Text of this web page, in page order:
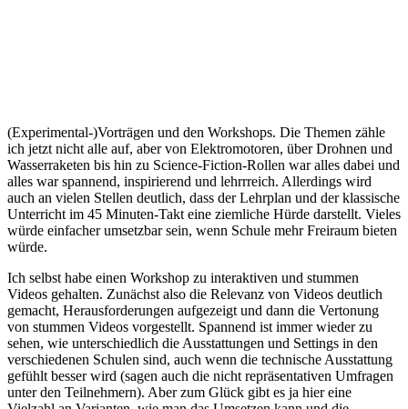
(Experimental-)Vorträgen und den Workshops. Die Themen zähle
ich jetzt nicht alle auf, aber von Elektromotoren, über Drohnen und
Wasserraketen bis hin zu Science-Fiction-Rollen war alles dabei und
alles war spannend, inspirierend und lehrrreich. Allerdings wird
auch an vielen Stellen deutlich, dass der Lehrplan und der klassische
Unterricht im 45 Minuten-Takt eine ziemliche Hürde darstellt. Vieles
würde einfacher umsetzbar sein, wenn Schule mehr Freiraum bieten
würde.
Ich selbst habe einen Workshop zu interaktiven und stummen
Videos gehalten. Zunächst also die Relevanz von Videos deutlich
gemacht, Herausforderungen aufgezeigt und dann die Vertonung
von stummen Videos vorgestellt. Spannend ist immer wieder zu
sehen, wie unterschiedlich die Ausstattungen und Settings in den
verschiedenen Schulen sind, auch wenn die technische Ausstattung
gefühlt besser wird (sagen auch die nicht repräsentativen Umfragen
unter den Teilnehmern). Aber zum Glück gibt es ja hier eine